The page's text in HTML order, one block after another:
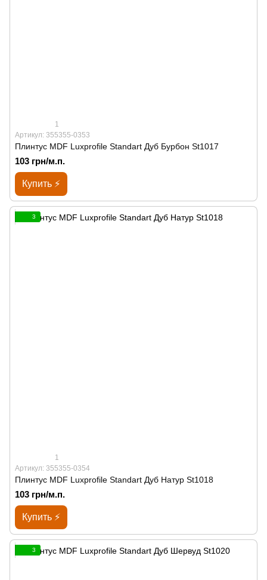
1
Артикул: 355355-0353
Плинтус MDF Luxprofile Standart Дуб Бурбон St1017
103 грн/м.п.
Купить ⚡
3
1
Артикул: 355355-0354
Плинтус MDF Luxprofile Standart Дуб Натур St1018
103 грн/м.п.
Купить ⚡
3